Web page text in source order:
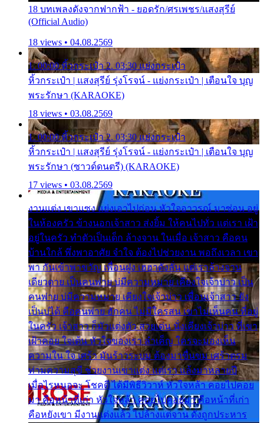
18 บทเพลงดังจากฟากฟ้า - ยอดรัก/ศรเพชร/แสงสุรีย์
(Official Audio)
18 views • 04.08.2569
1. 00:00 หิ้วกระเป๋า 2. 03:30 แย่งกระเป๋า
หิ้วกระเป๋า | แสงสุรีย์ รุ่งโรจน์ - แย่งกระเป๋า | เตือนใจ บุญ
พระรักษา (KARAOKE)
18 views • 03.08.2569
1. 00:00 หิ้วกระเป๋า 2. 03:30 แย่งกระเป๋า
หิ้วกระเป๋า | แสงสุรีย์ รุ่งโรจน์ - แย่งกระเป๋า | เตือนใจ บุญ
พระรักษา (ซาวด์ดนตรี) (KARAOKE)
17 views • 03.08.2569
งานแต่ง เขาแซง แย่งเอาไปก่อน หัวใจอาวรณ์ มาซ่อน อยู่
ในห้องครัว ข้างนอกเจ้าสาว ส่งยิ้ม ให้คนไปทั่ว แต่เรา เฝ้า
อยู่ในครัว ทำตัวเป็นเด็ก ล้างจาน ในเมื่อ เจ้าสาว คือคน
บ้านใกล้ พึ่งพาอาศัย จำใจ ต้องไปช่วยงาน พอถึงเวลา เขา
พา กันเข้าพาขวัญ เพื่อนฝูง เฮฮาดังลั่น แต่เราล้างจาน
เดียวดาย เป็นคนพ่าย บ่มีความหมาย เคียงใจเจ้าบ่าว เป็น
คนพ่าย บ่มีความหมาย เคียงใจเจ้าบ่าว เพื่อนเจ้าสาว ยัง
เป็นบ่ได้ คือคนพ่าย ฮักคน ไม่มีใครสน เขาไม่เห็นคน ที่อยู่
ในครัว เจ้าสาว ก็มัวแต่งตัว สวยเด่น นั่งเคียงเจ้าบ่าว ที่เขา
เฝ้าคอย ใจเต้น หัวใจของเรา ลำเค็ญ ใครจะมองเห็น
ความใน ใจ เศร้า มันร้าวระบม ต้องมาขื่นขม เศร้าตรม
ท่ามความสุขี ช่วยงานเขาแต่ง แต่เรา แล้งมาหลายปี
เมื่อไรหนอจะ โชคดี ได้มีพิธีวิวาห์ หัวใจหล้า คอยไปคอย
มา คือหน้าที่เก่า หัวใจหล้า คอยไปคอยมา คือหน้าที่เก่า
คือหยังเขา มีงานแต่งแล้ว ไปล้างแต่จาน ดั่งถูกประหาร